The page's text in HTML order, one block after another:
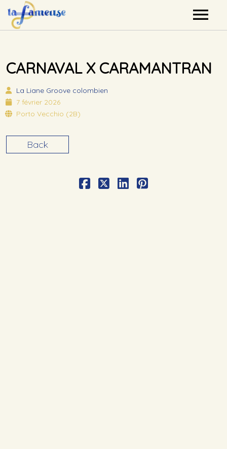
Agenda
Label
CARNAVAL X CARAMANTRAN
La Liane Groove colombien
7 février 2026
Porto Vecchio (2B)
Back